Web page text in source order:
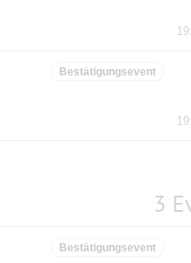
Bestätigungsevent
3
Bestätigungsevent